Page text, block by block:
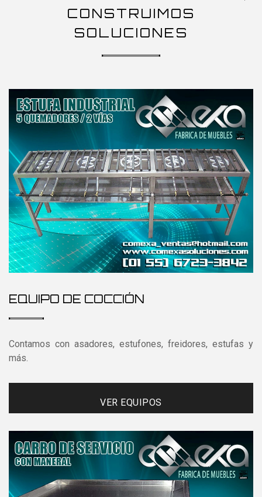
CONSTRUIMOS
SOLUCIONES
EQUIPO DE COCCIÓN
Contamos con asadores, estufones, freidores, estufas y
más.
VER EQUIPOS